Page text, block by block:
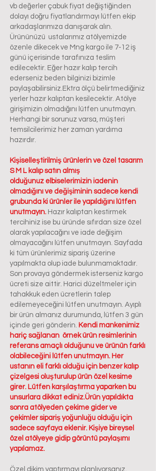
vb değerler çabuk fiyat değiştiğinden
dolayı doğru fiyatlandırmayı lütfen ekip
arkadaşlarımıza danışarak alın.
Ürününüzü ustalarımız atölyemizde
özenle dikecek ve Mng kargo ile 7-12 iş
günü içerisinde tarafınıza teslim
edilecektir. Eğer hazır kalıp tercih
ederseniz beden bilginizi bizimle
paylaşabilirsiniz.Ektra ölçü belirtmediğiniz
yerler hazır kalıptan kesilecektir. Atölye
girişimizin olmadığını lütfen unutmayın.
Herhangi bir sorunuz varsa, müşteri
temsilcilerimiz her zaman yardıma
hazırdır.
Kişiselleştirilmiş ürünlerin ve özel tasarım
S M L kalıp satın almış
olduğunuz elbiselerimizin iadenin
olmadığını ve değişiminin sadece kendi
grubunda ki ürünler ile yapıldığını lütfen
unutmayın. Hazır kalıptan kestirmek
tercihiniz ise bu üründe sıfırdan size özel
olarak yapılacağını ve iade değişim
olmayacağını lütfen unutmayın. Sayfada
ki tüm ürünlerimiz sipariş üzerine
yapılmakta olup iade bulunmamaktadır.
Son provaya göndermek isterseniz kargo
ücreti size aittir. Harici düzeltmeler için
tahakkuk eden ücretlerin talep
edilemeyeceğini lütfen unutmayın. Ayıplı
bir ürün almanız durumunda, lütfen 3 gün
içinde geri gönderin. Kendi mankenimiz
hariç sağlanan örnek ürün resimlerinin
referans amaçlı olduğunu ve ürünün farklı
olabileceğini lütfen unutmayın. Her
ustanın eli farklı olduğu için benzer kalıp
çizelgesi oluşturulup ürün özel kesime
girer. Lütfen karşılaştırma yaparken bu
unsurlara dikkat ediniz.Ürün yapıldıkta
sonra atölyeden çekime gider ve
çekimler sipariş yoğunluğu olduğu için
sadece sayfaya eklenir. Kişiye bireysel
özel atölyeye gidip görüntü paylaşımı
yapılamaz.
Özel dikim yaptırmayı planlıyorsanız,